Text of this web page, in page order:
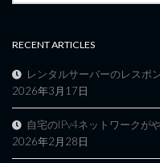
RECENT ARTICLES
レンタルサーバーのレスポ
2026年3月17日
自宅のIPv4ネットワークが
2026年2月28日